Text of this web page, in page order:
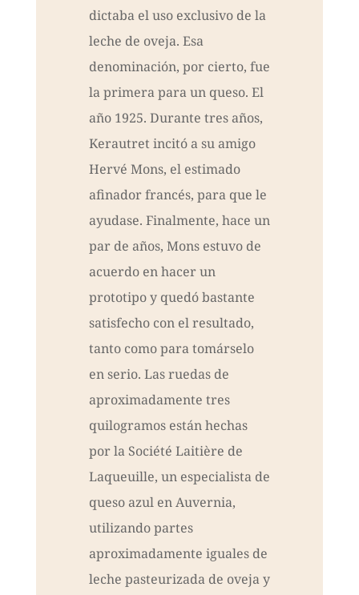
dictaba el uso exclusivo de la
leche de oveja. Esa
denominación, por cierto, fue
la primera para un queso. El
año 1925. Durante tres años,
Kerautret incitó a su amigo
Hervé Mons, el estimado
afinador francés, para que le
ayudase. Finalmente, hace un
par de años, Mons estuvo de
acuerdo en hacer un
prototipo y quedó bastante
satisfecho con el resultado,
tanto como para tomárselo
en serio. Las ruedas de
aproximadamente tres
quilogramos están hechas
por la Société Laitière de
Laqueuille, un especialista de
queso azul en Auvernia,
utilizando partes
aproximadamente iguales de
leche pasteurizada de oveja y